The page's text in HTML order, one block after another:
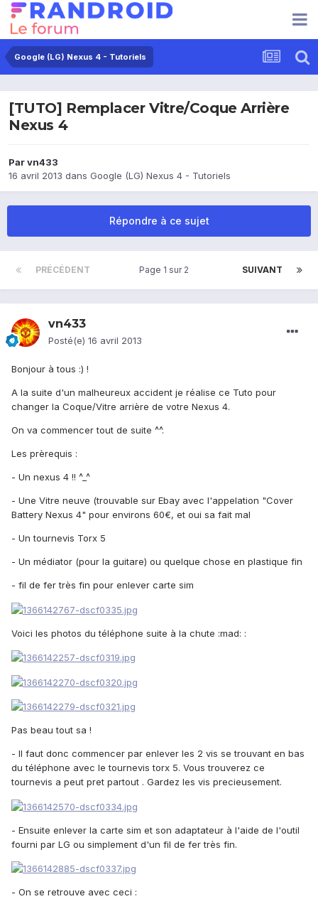
Google (LG) Nexus 4 - Tutoriels
[TUTO] Remplacer Vitre/Coque Arrière
Nexus 4
Parvn433
16 avril 2013 dans Google (LG) Nexus 4 - Tutoriels
Répondre à ce sujet
PRÉCÉDENT SUIVANT
Page 1 sur 2
vn433
Posté(e) 16 avril 2013
Bonjour à tous :) !
A la suite d'un malheureux accident je réalise ce Tuto pour
changer la Coque/Vitre arrière de votre Nexus 4.
On va commencer tout de suite ^^.
Les prèrequis :
- Un nexus 4 !! ^_^
- Une Vitre neuve (trouvable sur Ebay avec l'appelation "Cover
Battery Nexus 4" pour environs 60€, et oui sa fait mal
- Un tournevis Torx 5
- Un médiator (pour la guitare) ou quelque chose en plastique fin
- fil de fer très fin pour enlever carte sim
Voici les photos du téléphone suite à la chute :mad: :
Pas beau tout sa !
- Il faut donc commencer par enlever les 2 vis se trouvant en bas
du téléphone avec le tournevis torx 5. Vous trouverez ce
tournevis a peut pret partout . Gardez les vis precieusement.
- Ensuite enlever la carte sim et son adaptateur à l'aide de l'outil
fourni par LG ou simplement d'un fil de fer très fin.
- On se retrouve avec ceci :